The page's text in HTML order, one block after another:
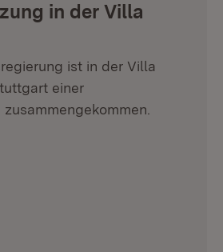
in der Villa
ist in der Villa
einer